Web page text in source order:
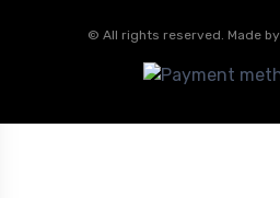
© All rights reserved. Made by